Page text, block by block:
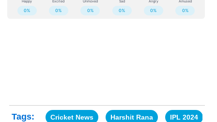
Tags: Cricket News Harshit Rana IPL 2024